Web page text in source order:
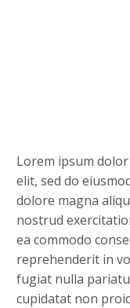
Lorem ipsum
elit, sed do
dolore magna
nostrud
ea commodo
reprehenderit in
fugiat nulla
cupidatat non